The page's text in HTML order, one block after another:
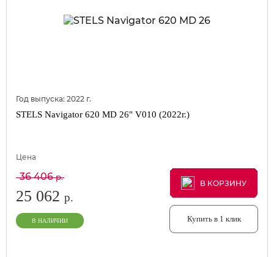
Год выпуска: 2022 г.
STELS Navigator 620 MD 26" V010 (2022г.)
Цена
36 406р.
25 062 р.
В НАЛИЧИИ
В КОРЗИНУ
В КОРЗИНУ
В КОРЗИНУ
Купить в 1 клик